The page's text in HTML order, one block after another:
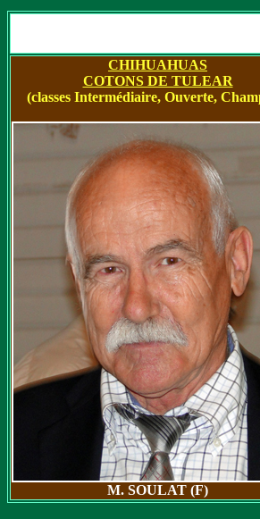
CHIHUAHUAS
COTONS DE TULEAR
(classes Intermédiaire, Ouverte,
M. SOULAT (F)